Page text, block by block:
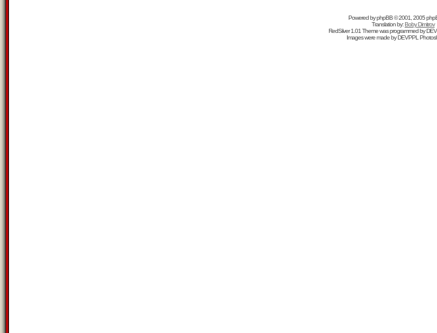
Powered byphpBB© 2001, 2005
Translation by:Boby Dimitrov
RedSilver 1.01 Theme was programmed by
Images were made byDEVPPL